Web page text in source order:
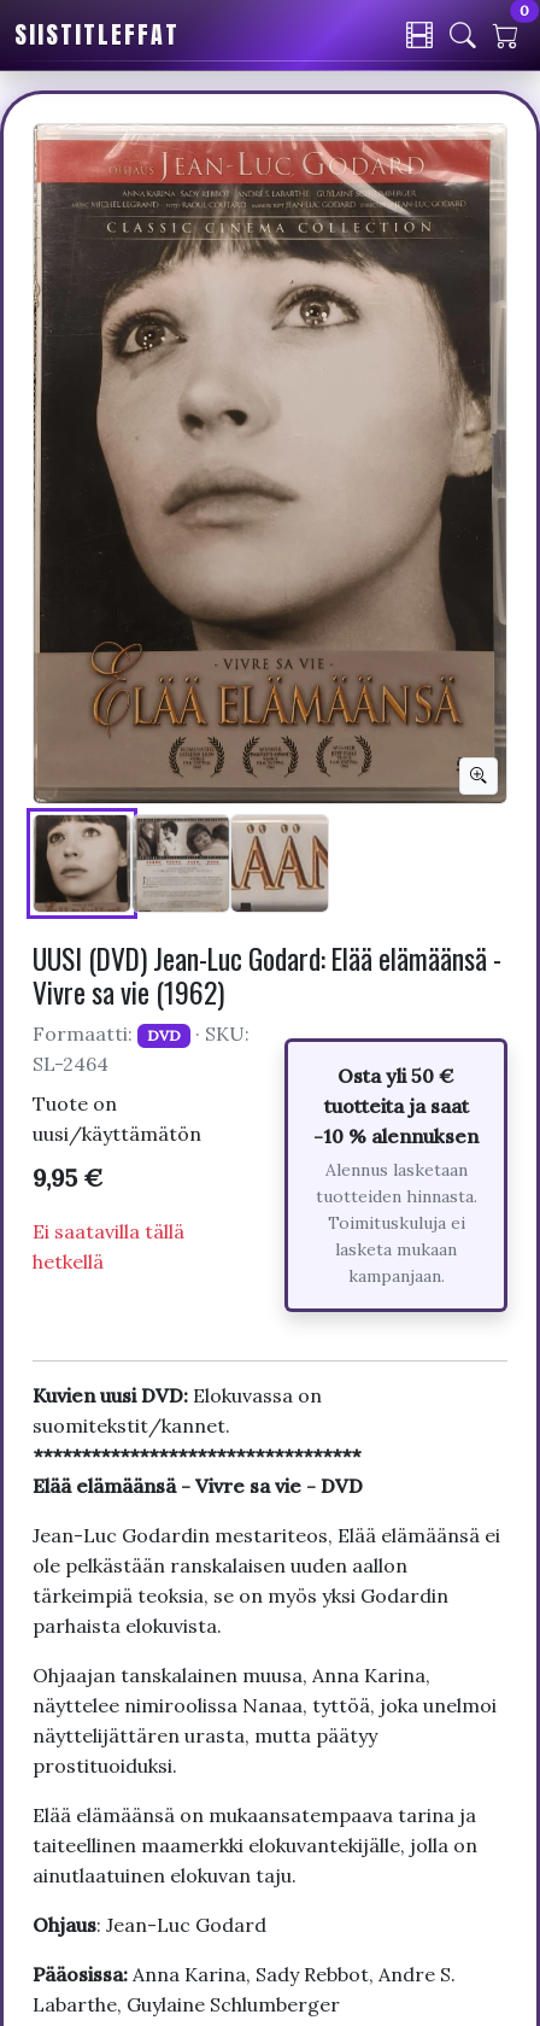
SIISTITLEFFAT
0
UUSI (DVD) Jean-Luc Godard: Elää elämäänsä -
Vivre sa vie (1962)
Formaatti: DVD · SKU:
SL-2464
Tuote on
uusi/käyttämätön
9,95 €
Ei saatavilla tällä
hetkellä
Osta yli 50 €
tuotteita ja saat
-10 % alennuksen
Alennus lasketaan
tuotteiden hinnasta.
Toimituskuluja ei
lasketa mukaan
kampanjaan.
Kuvien uusi DVD: Elokuvassa on
suomitekstit/kannet.
**********************************
Elää elämäänsä - Vivre sa vie - DVD
Jean-Luc Godardin mestariteos, Elää elämäänsä ei
ole pelkästään ranskalaisen uuden aallon
tärkeimpiä teoksia, se on myös yksi Godardin
parhaista elokuvista.
Ohjaajan tanskalainen muusa, Anna Karina,
näyttelee nimiroolissa Nanaa, tyttöä, joka unelmoi
näyttelijättären urasta, mutta päätyy
prostituoiduksi.
Elää elämäänsä on mukaansatempaava tarina ja
taiteellinen maamerkki elokuvantekijälle, jolla on
ainutlaatuinen elokuvan taju.
Ohjaus: Jean-Luc Godard
Pääosissa: Anna Karina, Sady Rebbot, Andre S.
Labarthe, Guylaine Schlumberger